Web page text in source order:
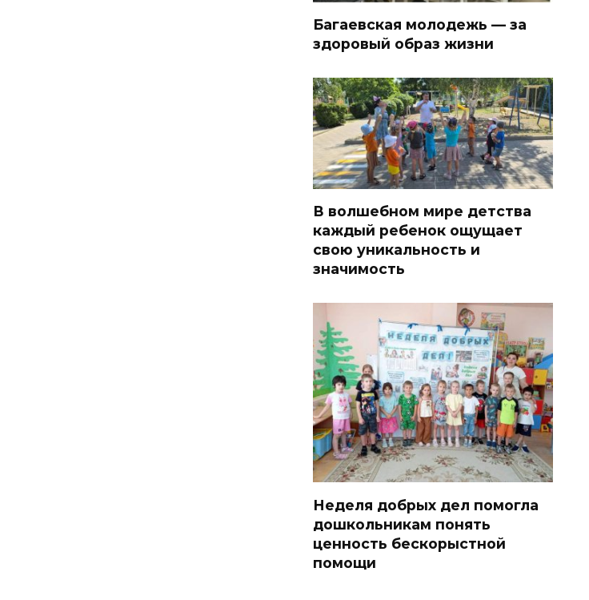
Багаевская молодежь — за
здоровый образ жизни
В волшебном мире детства
каждый ребенок ощущает
свою уникальность и
значимость
Неделя добрых дел помогла
дошкольникам понять
ценность бескорыстной
помощи